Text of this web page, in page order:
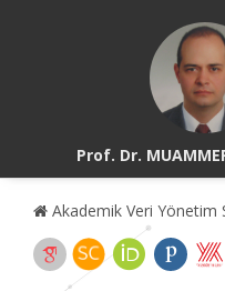
Prof. Dr.
Akademik Veri Yönetim